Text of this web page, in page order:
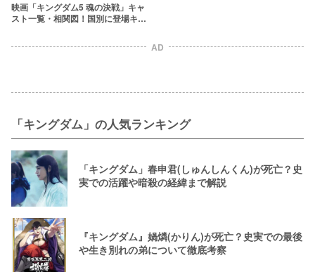
映画「キングダム5 魂の決戦」キャ
スト一覧・相関図！国別に登場キャ
AD
「キングダム」の人気ランキング
「キングダム」春申君(しゅんしんくん)が死亡？史
実での活躍や暗殺の経緯まで解説
『キングダム』媧燐(かりん)が死亡？史実での最後
や生き別れの弟について徹底考察